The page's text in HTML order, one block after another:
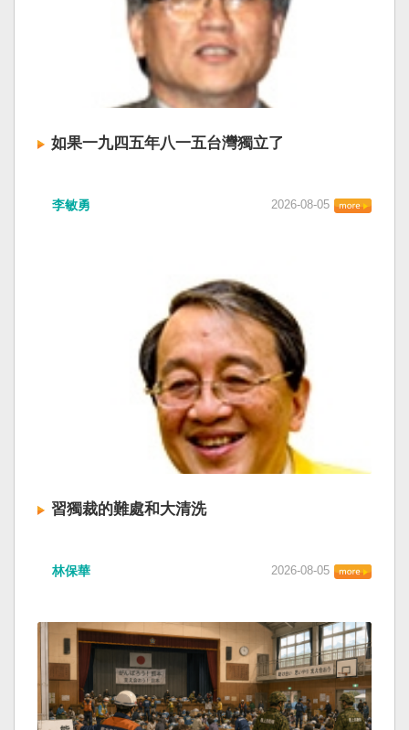
如果一九四五年八一五台灣獨立了
李敏勇 2026-08-05
習獨裁的難處和大清洗
林保華 2026-08-05